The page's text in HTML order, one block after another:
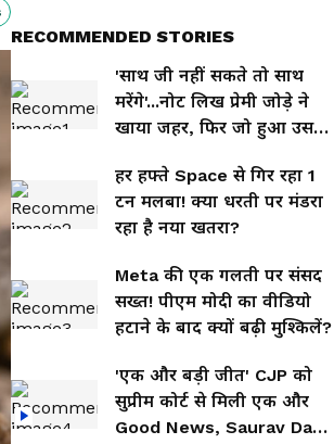
RECOMMENDED STORIES
'साथ जी नहीं सकते तो साथ
मरेंगे'...नोट लिख प्रेमी जोड़े ने
खाया जहर, फिर जो हुआ उसने
हर हफ्ते Space से गिर रहा 1
टन मलबा! क्या धरती पर मंडरा
रहा है नया खतरा?
Meta की एक गलती पर संसद
सख्त! पीएम मोदी का वीडियो
हटाने के बाद क्यों बढ़ी मुश्किलें?
'एक और बड़ी जीत' CJP को
सुप्रीम कोर्ट से मिली एक और
Good News, Saurav Das